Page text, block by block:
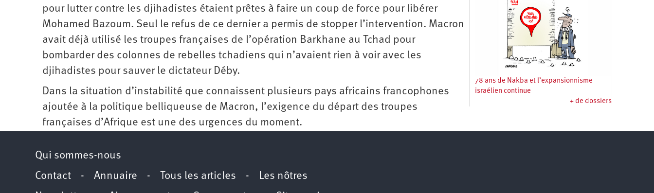
pour lutter contre les djihadistes étaient prêtes à faire un coup de force pour libérer
Mohamed Bazoum. Seul le refus de ce dernier a permis de stopper l’intervention. Macron
avait déjà utilisé les troupes françaises de l’opération Barkhane au Tchad pour
bombarder des colonnes de rebelles tchadiens qui n’avaient rien à voir avec les
djihadistes pour sauver le dictateur Déby.
Dans la situation d’instabilité que connaissent plusieurs pays africains francophones
ajoutée à la politique belliqueuse de Macron, l’exigence du départ des troupes
françaises d’Afrique est une des urgences du moment.
78 ans de Nakba et l’expansionnisme
israélien continue
+ de dossiers
Qui sommes-nous
Contact - Annuaire - Tous les articles - Les nôtres